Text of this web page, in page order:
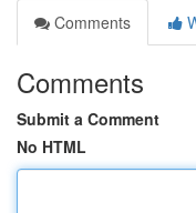
Comments
Comments
Submit a Comment
No HTML